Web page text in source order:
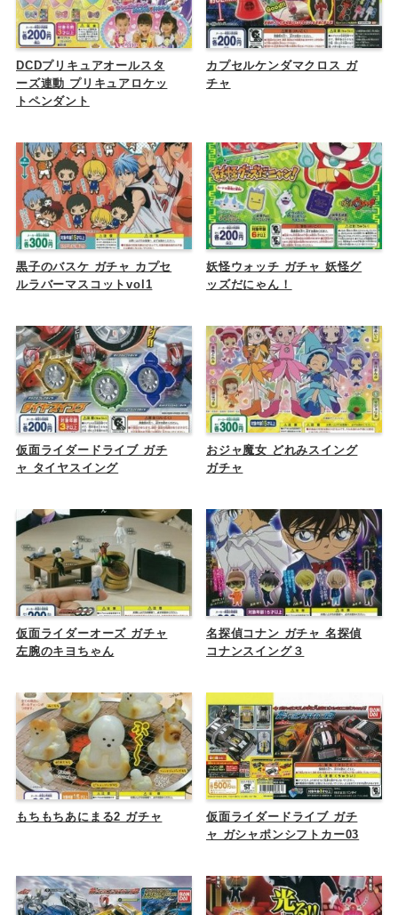
DCDプリキュアオールスタ
ーズ連動 プリキュアロケッ
トペンダント
カプセルケンダマクロス ガ
チャ
黒子のバスケ ガチャ カプセ
ルラバーマスコットvol1
妖怪ウォッチ ガチャ 妖怪グ
ッズだにゃん！
仮面ライダードライブ ガチ
ャ タイヤスイング
おジャ魔女 どれみスイング
ガチャ
仮面ライダーオーズ ガチャ
左腕のキヨちゃん
名探偵コナン ガチャ 名探偵
コナンスイング３
もちもちあにまる2 ガチャ
仮面ライダードライブ ガチ
ャ ガシャポンシフトカー03